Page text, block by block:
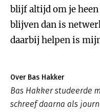
blijf altijd om je
blijven dan is
daarbij helpen is
Over Bas Hakker
Bas Hakker studeerde
schreef daarna als